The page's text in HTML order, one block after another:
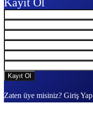
Kayıt Ol
Zaten üye misiniz? Giriş Yap